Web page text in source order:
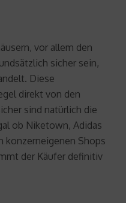
vor allem den
sicher sein,
Diese
direkt von den
sind natürlich die
ob Niketown, Adidas
konzerneigenen Shops
der Käufer definitiv